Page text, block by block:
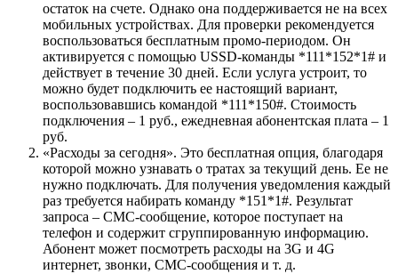
остаток на счете. Однако она поддерживается не на всех
мобильных устройствах. Для проверки рекомендуется
воспользоваться бесплатным промо-периодом. Он
активируется с помощью USSD-команды *111*152*1# и
действует в течение 30 дней. Если услуга устроит, то
можно будет подключить ее настоящий вариант,
воспользовавшись командой *111*150#. Стоимость
подключения – 1 руб., ежедневная абонентская плата – 1
руб.
«Расходы за сегодня». Это бесплатная опция, благодаря
которой можно узнавать о тратах за текущий день. Ее не
нужно подключать. Для получения уведомления каждый
раз требуется набирать команду *151*1#. Результат
запроса – СМС-сообщение, которое поступает на
телефон и содержит сгруппированную информацию.
Абонент может посмотреть расходы на 3G и 4G
интернет, звонки, СМС-сообщения и т. д.